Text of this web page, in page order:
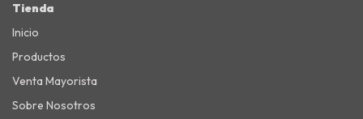
Tienda
Inicio
Productos
Venta Mayorista
Sobre Nosotros